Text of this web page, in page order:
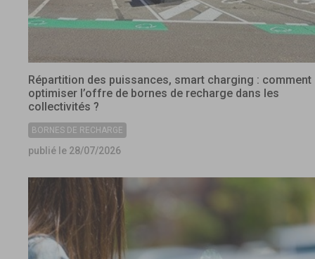
Répartition des puissances, smart charging : comment
optimiser l’offre de bornes de recharge dans les
collectivités ?
BORNES DE RECHARGE
publié le 28/07/2026